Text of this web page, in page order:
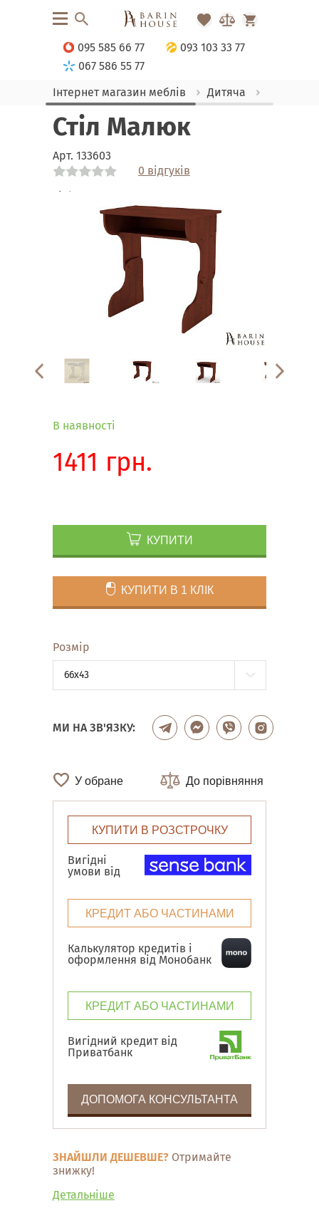
095 585 66 77
093 103 33 77
067 586 55 77
Інтернет магазин меблів
Дитяча
Стіл Малюк
Арт. 133603
0 відгуків
Link
Link
Link
Link
Link
Link
Link
Link
Link
В наявності
1411 грн.
КУПИТИ
КУПИТИ В 1 КЛІК
Розмір
66x43
МИ НА ЗВ'ЯЗКУ:
У обране До порівняння
КУПИТИ В РОЗСТРОЧКУ
Вигідні
умови від
КРЕДИТ АБО ЧАСТИНАМИ
Калькулятор кредитів і
оформлення від Монобанк
КРЕДИТ АБО ЧАСТИНАМИ
Вигідний кредит від
Приватбанк
ДОПОМОГА КОНСУЛЬТАНТА
ЗНАЙШЛИ ДЕШЕВШЕ? Отримайте
знижку!
Детальніше